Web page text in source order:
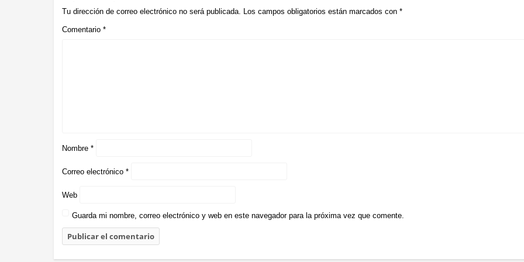
Tu dirección de correo electrónico no será publicada. Los campos obligatorios están marcados con *
Comentario *
Nombre *
Correo electrónico *
Web
Guarda mi nombre, correo electrónico y web en este navegador para la próxima vez que comente.